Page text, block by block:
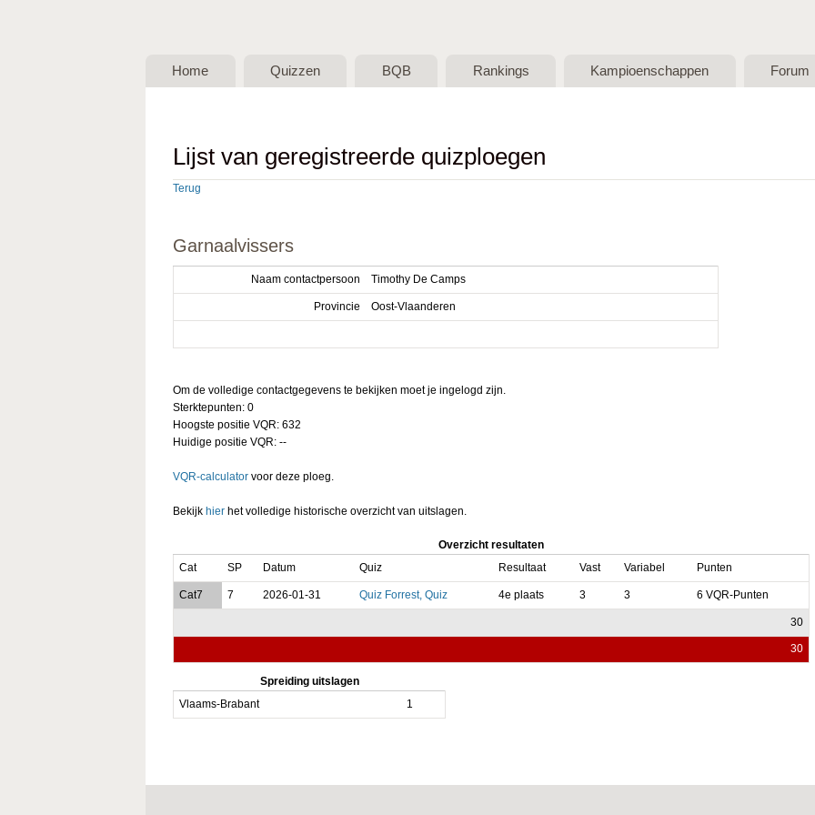
Belgische
vzw
Home Quizzen BQB Rankings Kampioenschappen Forum
Lijst van geregistreerde quizploegen
Terug
Garnaalvissers
Naam contactpersoon Timothy De Camps
Provincie Oost-Vlaanderen
Om de volledige contactgegevens te bekijken moet je ingelogd zijn.
Sterktepunten: 0
Hoogste positie VQR: 632
Huidige positie VQR: --
VQR-calculator voor deze ploeg.
Bekijk hier het volledige historische overzicht van uitslagen.
Overzicht resultaten
Cat
SP Datum Quiz Resultaat Vast Variabel Punten
Cat7 7 2026-01-31 Quiz Forrest, Quiz 4e plaats 3 3 6 VQR-Punten
30
30
Spreiding uitslagen
Vlaams-Brabant
1